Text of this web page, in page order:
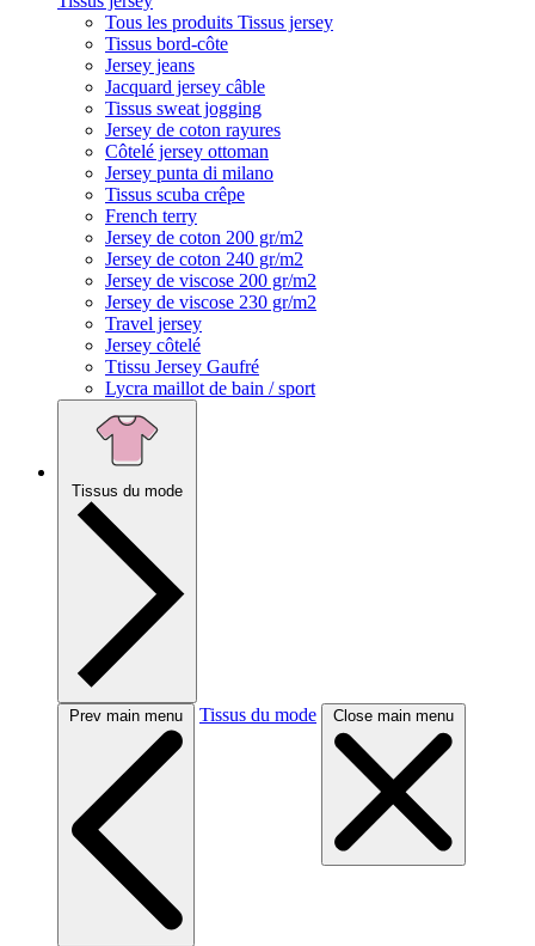
Tous les produits Tissus jersey
Tissus bord-côte
Jersey jeans
Jacquard jersey câble
Tissus sweat jogging
Jersey de coton rayures
Côtelé jersey ottoman
Jersey punta di milano
Tissus scuba crêpe
French terry
Jersey de coton 200 gr/m2
Jersey de coton 240 gr/m2
Jersey de viscose 200 gr/m2
Jersey de viscose 230 gr/m2
Travel jersey
Jersey côtelé
Ttissu Jersey Gaufré
Lycra maillot de bain / sport
Tissus du mode
Prev main menu Tissus du mode Close main menu